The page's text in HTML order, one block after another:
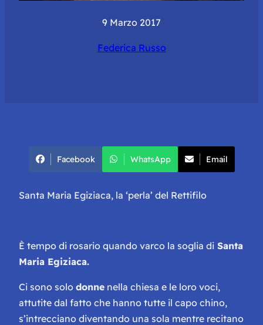
9 Marzo 2017
Federica Russo
Facebook WhatsApp Email
Santa Maria Egiziaca, la ‘perla’ del Rettifilo
È tempo di rosario quando varco la soglia di Santa
Maria Egiziaca.
Ci sono solo donne nella chiesa e le loro voci,
attutite dal fatto che hanno tutte il capo chino,
s’intrecciano diventando una sola mentre recitano